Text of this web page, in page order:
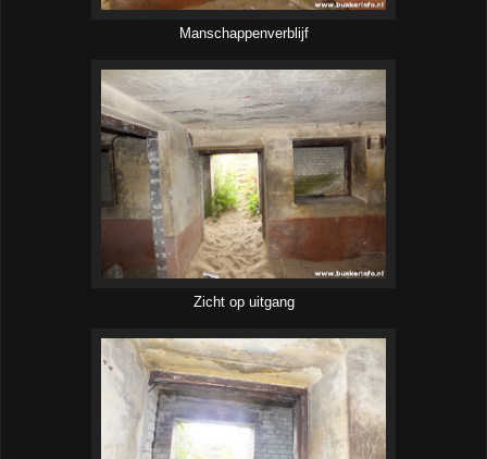
Manschappenverblijf
Zicht op uitgang